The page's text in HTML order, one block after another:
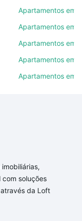
Você
quantidade de
garagem para
salão de
1 banheiro à
SP?
você, com
em Jardim
partir de R$ 0 e
imobiliário as
Apartamentos em
Apartamentos em
Apartamentos em
Apartamentos em
Apartamentos em
com soluções
da Loft